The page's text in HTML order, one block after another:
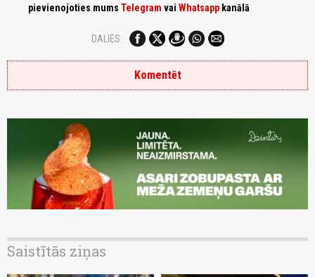
pievienojoties mums Telegram vai Whatsapp kanālā
DALIES:
Komentēt
Saistītās ziņas